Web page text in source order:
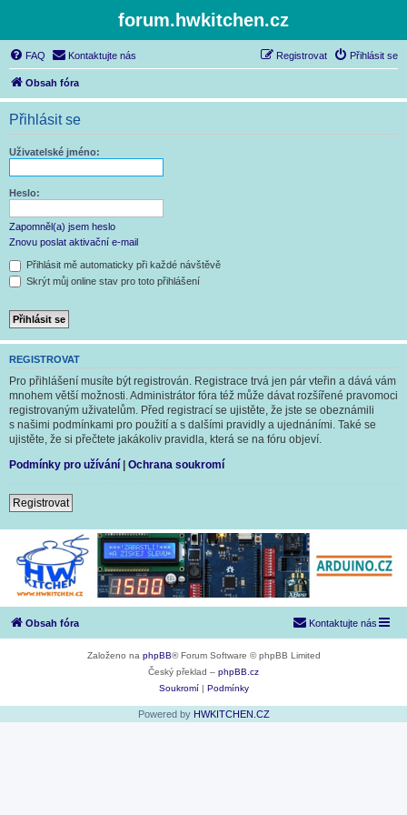
forum.hwkitchen.cz
FAQ Kontaktujte nás Přihlásit se
Registrovat
Obsah fóra
Přihlásit se
Uživatelské jméno:
Heslo:
Zapomněl(a) jsem heslo
Znovu poslat aktivační e-mail
Přihlásit mě automaticky při každé návštěvě
Skrýt můj online stav pro toto přihlášení
REGISTROVAT
Pro přihlášení musíte být registrován. Registrace trvá jen pár vteřin a dává vám
mnohem větší možnosti. Administrátor fóra též může dávat rozšířené pravomoci
registrovaným uživatelům. Před registrací se ujistěte, že jste se obeznámili
s našimi podmínkami pro použití a s dalšími pravidly a ujednáními. Také se
ujistěte, že si přečtete jakákoliv pravidla, která se na fóru objeví.
Podmínky pro užívání | Ochrana soukromí
Registrovat
Obsah fóra Kontaktujte nás
Založeno na phpBB® Forum Software © phpBB Limited
Český překlad – phpBB.cz
Soukromí| Podmínky
Powered by HWKITCHEN.CZ